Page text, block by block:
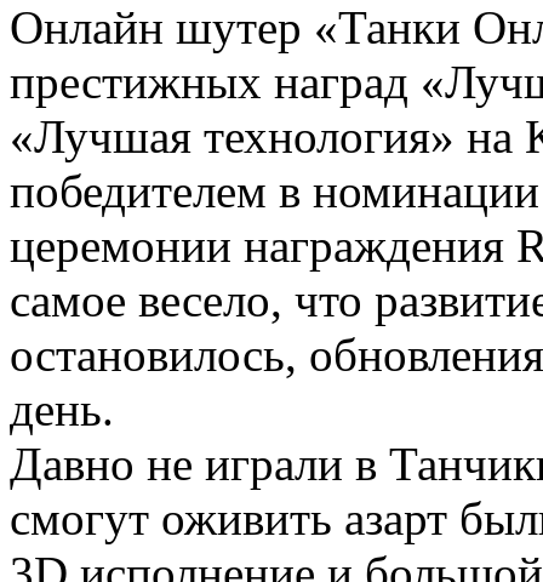
Онлайн шутер «Танки
престижных наград
«Лучшая технология» на
победителем в
церемонии награждения
самое весело, что
остановилось,
день.
Давно не играли в
смогут оживить азарт